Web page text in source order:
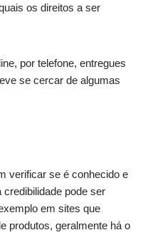
os direitos a ser
por telefone, entregues
se cercar de algumas
verificar se é conhecido e
pode ser
em sites que
produtos, geralmente há o